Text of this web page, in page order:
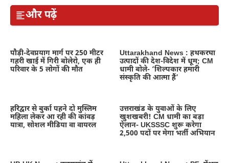
और पढ़ें
पौड़ी-देवप्रयाग मार्ग पर 250 मीटर
गहरी खाई में गिरी बोलेरो, एक ही
परिवार के 5 लोगों की मौत
Uttarakhand News : हथकरघा
उत्पादों की देश-विदेश में धूम; CM
धामी बोले- ‘शिल्पकार हमारी
संस्कृति की आत्मा हैं’
हरिद्वार से बुर्का पहने दो मुस्लिम
महिला लेकर आ रही की कांवड़
यात्रा, सोशल मीडिया वा वायरल
उत्तराखंड के युवाओं के लिए
खुशखबरी! CM धामी का बड़ा
ऐलान- UKSSSC शुरू करेगा
2,500 पदों पर मेगा भर्ती अभियान